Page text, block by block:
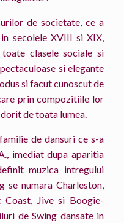
de societate, ce a
secolele XVIII si XIX,
clasele sociale si
si elegante
si facut cunoscut de
prin compozitiile lor
de toata lumea.
de dansuri ce s-a
imediat dupa aparitia
muzica intregului
se numara Charleston,
Coast, Jive si Boogie-
de Swing dansate in